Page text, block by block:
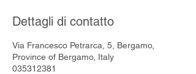
Dettagli di contatto
Via Francesco Petrarca, 5, Bergamo,
Province of Bergamo, Italy
035312381